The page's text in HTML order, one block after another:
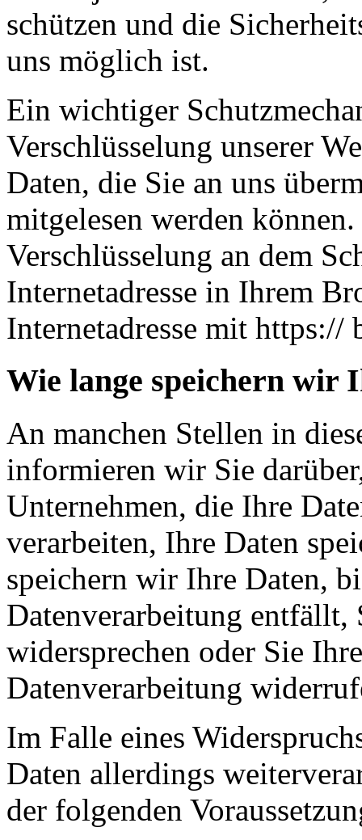
schützen und die
uns möglich ist.
Ein wichtiger
Verschlüsselung unserer
Daten, die Sie an uns
mitgelesen werden
Verschlüsselung an dem
Internetadresse in Ihrem
Internetadresse mit
Wie lange speichern wir
An manchen Stellen in
informieren wir Sie
Unternehmen, die Ihre
verarbeiten, Ihre Daten
speichern wir Ihre Daten,
Datenverarbeitung entfällt,
widersprechen oder Sie
Datenverarbeitung
Im Falle eines
Daten allerdings
der folgenden